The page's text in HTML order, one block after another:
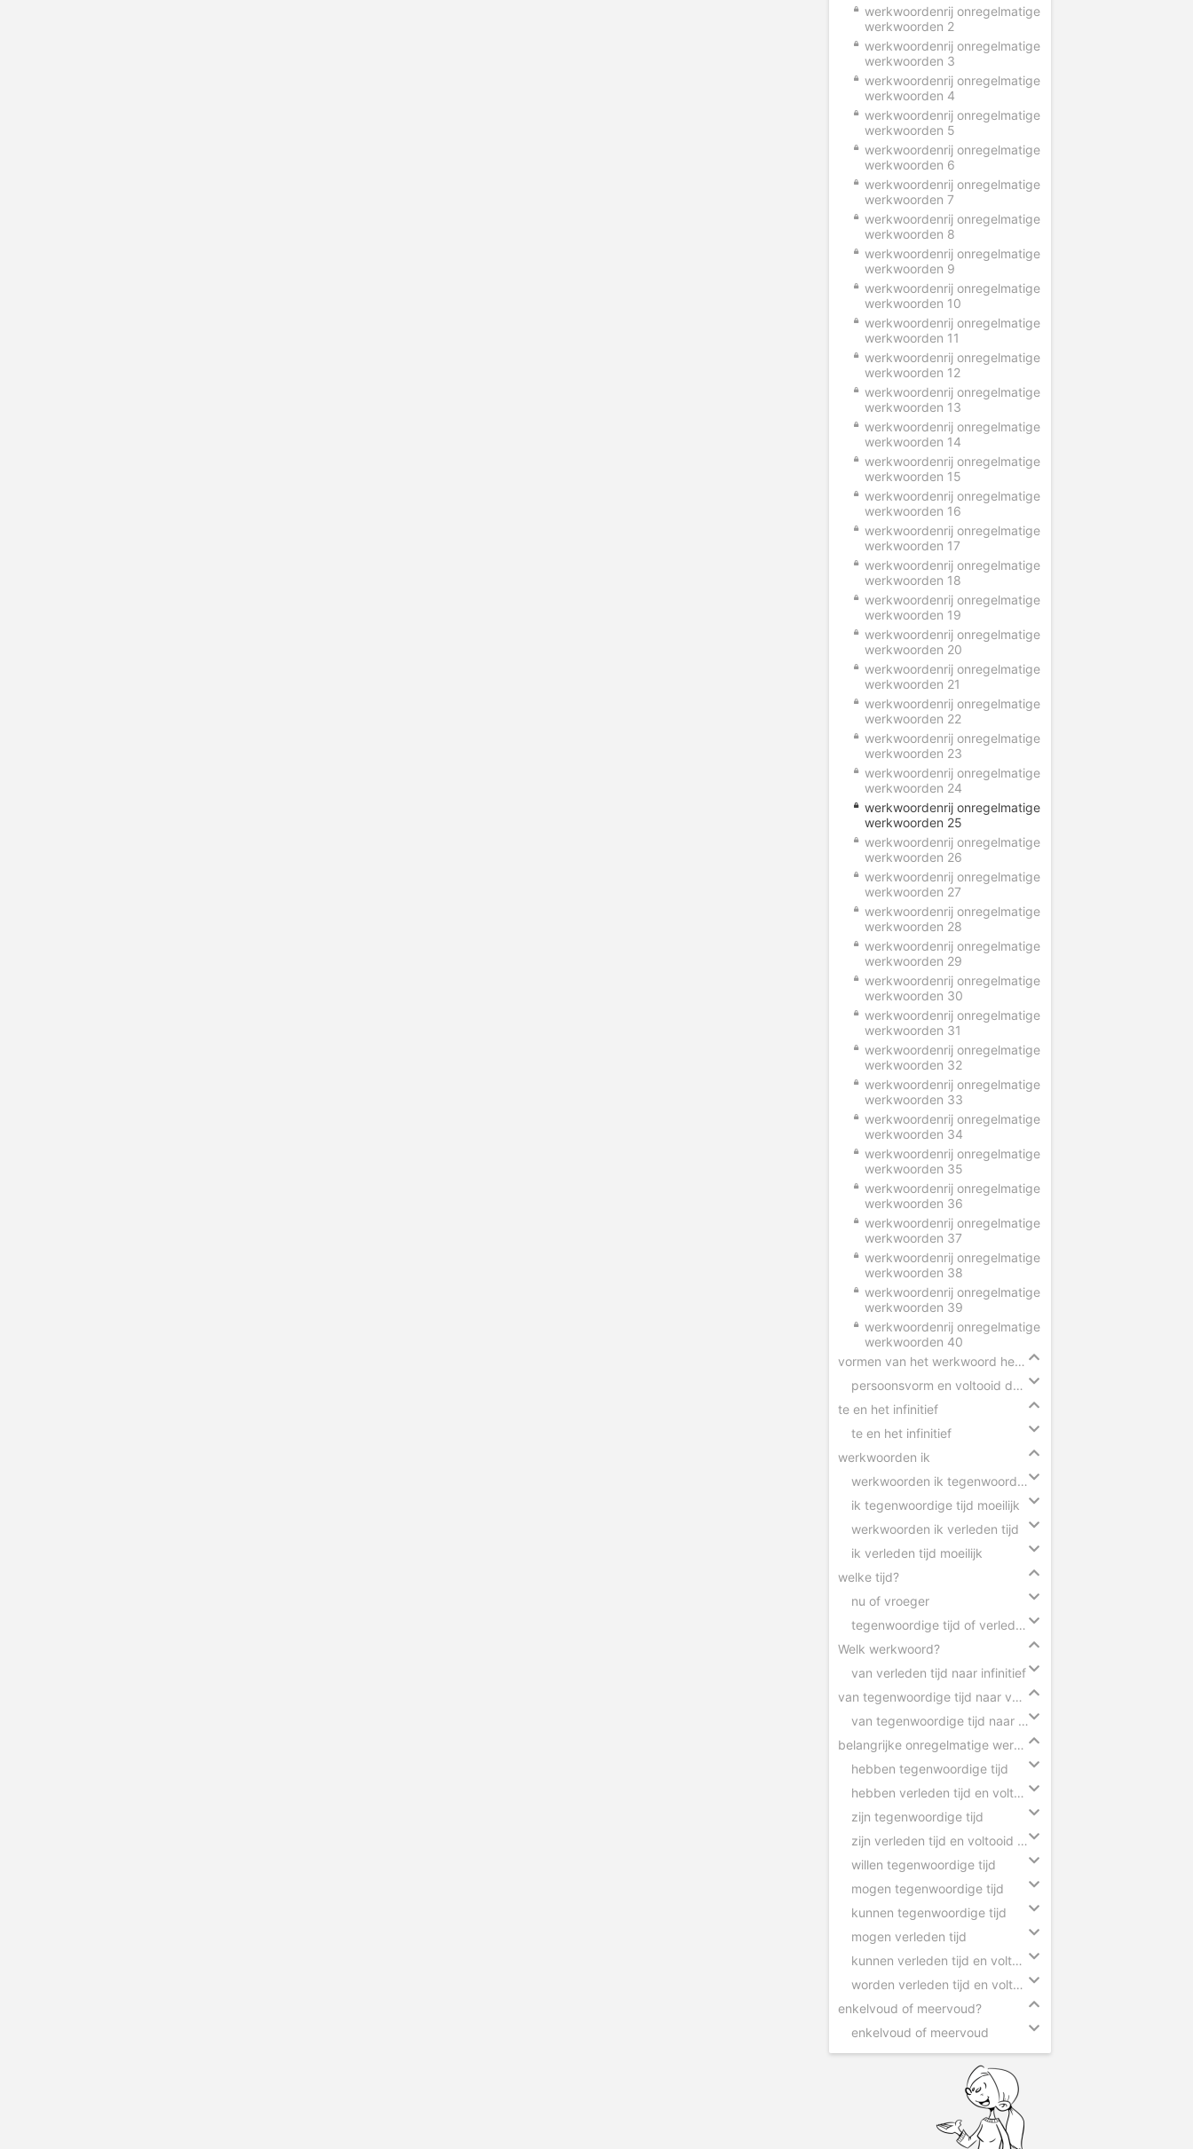
werkwoordenrij onregelmatige
werkwoorden 2
werkwoordenrij onregelmatige
werkwoorden 3
werkwoordenrij onregelmatige
werkwoorden 4
werkwoordenrij onregelmatige
werkwoorden 5
werkwoordenrij onregelmatige
werkwoorden 6
werkwoordenrij onregelmatige
werkwoorden 7
werkwoordenrij onregelmatige
werkwoorden 8
werkwoordenrij onregelmatige
werkwoorden 9
werkwoordenrij onregelmatige
werkwoorden 10
werkwoordenrij onregelmatige
werkwoorden 11
werkwoordenrij onregelmatige
werkwoorden 12
werkwoordenrij onregelmatige
werkwoorden 13
werkwoordenrij onregelmatige
werkwoorden 14
werkwoordenrij onregelmatige
werkwoorden 15
werkwoordenrij onregelmatige
werkwoorden 16
werkwoordenrij onregelmatige
werkwoorden 17
werkwoordenrij onregelmatige
werkwoorden 18
werkwoordenrij onregelmatige
werkwoorden 19
werkwoordenrij onregelmatige
werkwoorden 20
werkwoordenrij onregelmatige
werkwoorden 21
werkwoordenrij onregelmatige
werkwoorden 22
werkwoordenrij onregelmatige
werkwoorden 23
werkwoordenrij onregelmatige
werkwoorden 24
werkwoordenrij onregelmatige
werkwoorden 25
werkwoordenrij onregelmatige
werkwoorden 26
werkwoordenrij onregelmatige
werkwoorden 27
werkwoordenrij onregelmatige
werkwoorden 28
werkwoordenrij onregelmatige
werkwoorden 29
werkwoordenrij onregelmatige
werkwoorden 30
werkwoordenrij onregelmatige
werkwoorden 31
werkwoordenrij onregelmatige
werkwoorden 32
werkwoordenrij onregelmatige
werkwoorden 33
werkwoordenrij onregelmatige
werkwoorden 34
werkwoordenrij onregelmatige
werkwoorden 35
werkwoordenrij onregelmatige
werkwoorden 36
werkwoordenrij onregelmatige
werkwoorden 37
werkwoordenrij onregelmatige
werkwoorden 38
werkwoordenrij onregelmatige
werkwoorden 39
werkwoordenrij onregelmatige
werkwoorden 40
vormen van het werkwoord herkennen
persoonsvorm en voltooid deelwoord herkennen
te en het infinitief
te en het infinitief
werkwoorden ik
werkwoorden ik tegenwoordige tijd
ik tegenwoordige tijd moeilijk
werkwoorden ik verleden tijd
ik verleden tijd moeilijk
welke tijd?
nu of vroeger
tegenwoordige tijd of verleden tijd
Welk werkwoord?
van verleden tijd naar infinitief
van tegenwoordige tijd naar verleden tijd
van tegenwoordige tijd naar verleden tijd
belangrijke onregelmatige werkwoorden
hebben tegenwoordige tijd
hebben verleden tijd en voltooid deelwoord
zijn tegenwoordige tijd
zijn verleden tijd en voltooid deelwoord
willen tegenwoordige tijd
mogen tegenwoordige tijd
kunnen tegenwoordige tijd
mogen verleden tijd
kunnen verleden tijd en voltooid deelwoord
worden verleden tijd en voltooid deelwoord
enkelvoud of meervoud?
enkelvoud of meervoud